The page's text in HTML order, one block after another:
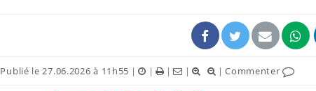
Publié le 27.06.2026 à 11h55 | | | | |Commenter